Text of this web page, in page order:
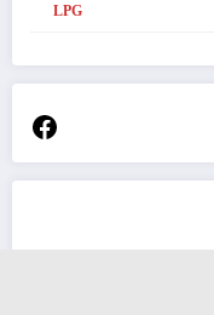
LPG
Facebook